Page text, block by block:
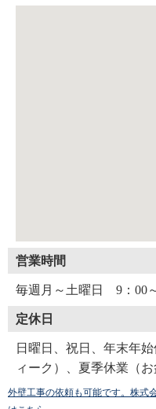
営業時間
毎週月～土曜日 9：00
定休日
日曜日、祝日、年末年
ィーク）、夏季休業（お
外壁工事の依頼も可能です。株式